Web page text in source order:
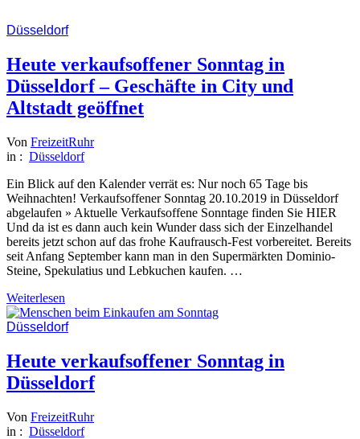
Düsseldorf
Heute verkaufsoffener Sonntag in
Düsseldorf – Geschäfte in City und
Altstadt geöffnet
Von FreizeitRuhr
in : Düsseldorf
Ein Blick auf den Kalender verrät es: Nur noch 65 Tage bis
Weihnachten! Verkaufsoffener Sonntag 20.10.2019 in Düsseldorf
abgelaufen » Aktuelle Verkaufsoffene Sonntage finden Sie HIER
Und da ist es dann auch kein Wunder dass sich der Einzelhandel
bereits jetzt schon auf das frohe Kaufrausch-Fest vorbereitet. Bereits
seit Anfang September kann man in den Supermärkten Dominio-
Steine, Spekulatius und Lebkuchen kaufen. …
Weiterlesen
Düsseldorf
Heute verkaufsoffener Sonntag in
Düsseldorf
Von FreizeitRuhr
in : Düsseldorf